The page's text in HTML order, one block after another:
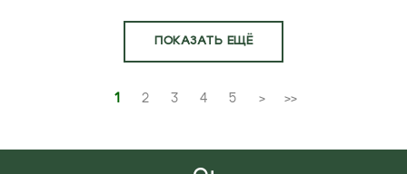
ПОКАЗАТЬ ЕЩЁ
1 2 3 4 5 > >>